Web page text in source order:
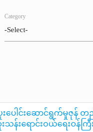
Category
းပူးပေါင်းဆောင်ရွက်
န်းရောင်းဝယ်ရေးဝန်က